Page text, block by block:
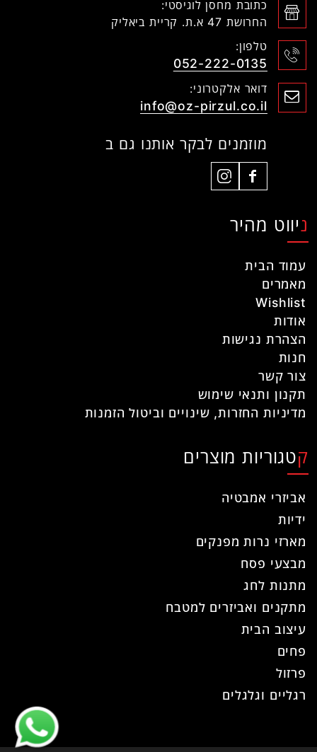
כתובת מחסן לוגיסטי:
החרושת 47 א.ת. קריית ביאליק
טלפון:
052-222-0135
דואר אלקטרוני:
info@oz-pirzul.co.il
מוזמנים לבקר אותנו גם ב
ניווט מהיר
עמוד הבית
מאמרים
Wishlist
אודות
הצהרת נגישות
חנות
צור קשר
תקנון ותנאי שימוש
מדיניות החזרות, שינויים וביטול הזמנות
קטגוריות מוצרים
אביזרי אמבטיה
ידיות
מארזי נרות מפנקים
מבצעי פסח
מתנות לחג
מתקנים ואביזרים למטבח
עיצוב הבית
פחים
פרזול
רגליים וגלגלים